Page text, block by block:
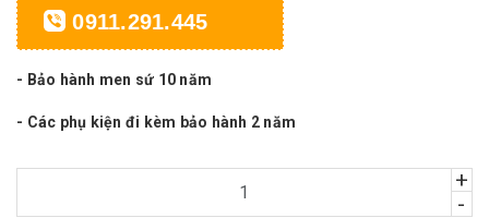
0911.291.445
- Bảo hành men sứ 10 năm
- Các phụ kiện đi kèm bảo hành 2 năm
+
-